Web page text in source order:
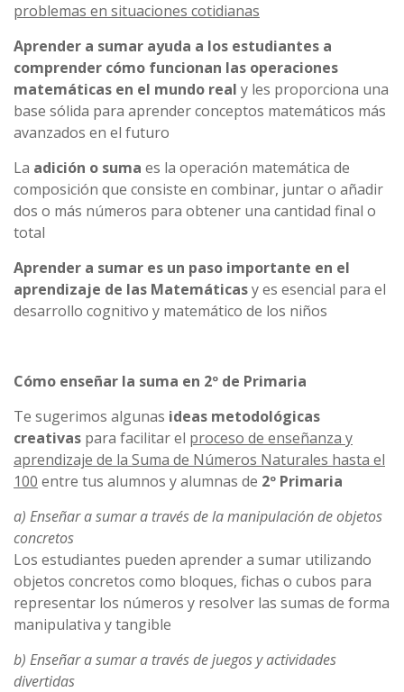
problemas en situaciones cotidianas
Aprender a sumar ayuda a los estudiantes a
comprender cómo funcionan las operaciones
matemáticas en el mundo real y les proporciona una
base sólida para aprender conceptos matemáticos más
avanzados en el futuro
La adición o suma es la operación matemática de
composición que consiste en combinar, juntar o añadir
dos o más números para obtener una cantidad final o
total
Aprender a sumar es un paso importante en el
aprendizaje de las Matemáticasy es esencial para el
desarrollo cognitivo y matemático de los niños
Cómo enseñar la suma en 2º de Primaria
Te sugerimos algunas ideas metodológicas
creativas para facilitar el proceso de enseñanza y
aprendizaje de la Suma de Números Naturales hasta el
100 entre tus alumnos y alumnas de 2º Primaria
a) Enseñar a sumar a través de la manipulación de objetos
concretos
Los estudiantes pueden aprender a sumar utilizando
objetos concretos como bloques, fichas o cubos para
representar los números y resolver las sumas de forma
manipulativa y tangible
b) Enseñar a sumar a través de juegos y actividades
divertidas